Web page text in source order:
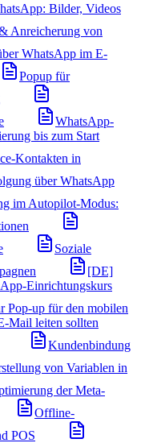
Bilder, Videos
Anreicherung von
WhatsApp im E-
Popup für
WhatsApp-
bis zum Start
Kontakten in
über WhatsApp
im Autopilot-Modus:
Soziale
[DE]
Einrichtungskurs
Pop-up für den mobilen
Mail leiten sollten
Kundenbindung
von Variablen in
der Meta-
Offline-
POS